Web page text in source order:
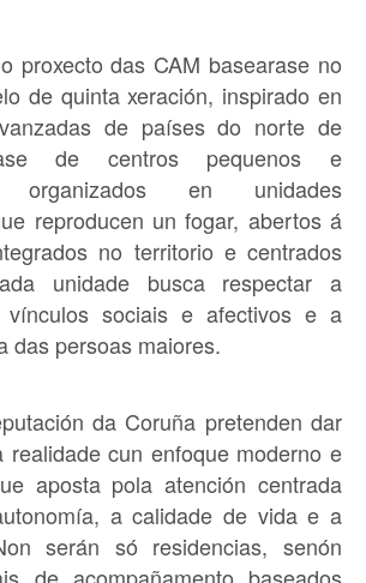
proxecto das CAM basearase no
de quinta xeración, inspirado en
de países do norte de
de centros pequenos e
organizados en unidades
reproducen un fogar, abertos á
no territorio e centrados
unidade busca respectar a
vínculos sociais e afectivos e a
das persoas maiores.
da Coruña pretenden dar
realidade cun enfoque moderno e
aposta pola atención centrada
a calidade de vida e a
serán só residencias, senón